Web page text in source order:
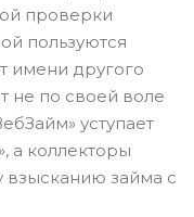
проверки
пользуются
имени другого
не по своей воле
уступает
а коллекторы
взысканию займа с